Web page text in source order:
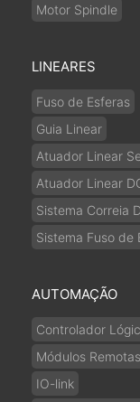
Motor Spindle
LINEARES
Fuso de Esferas
Guia Linear
Atuador Linear
Atuador Linear
Sistema Correia
Sistema Fuso de
AUTOMAÇÃO
Controlador
Módulos
IO-link